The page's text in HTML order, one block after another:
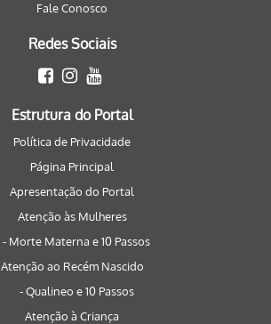
Fale Conosco
Redes Sociais
Estrutura do Portal
Política de Privacidade
Página Principal
Apresentação do Portal
Atenção às Mulheres
- Morte Materna e 10 Passos
Atenção ao Recém Nascido
- Qualineo e 10 Passos
Atenção à Criança